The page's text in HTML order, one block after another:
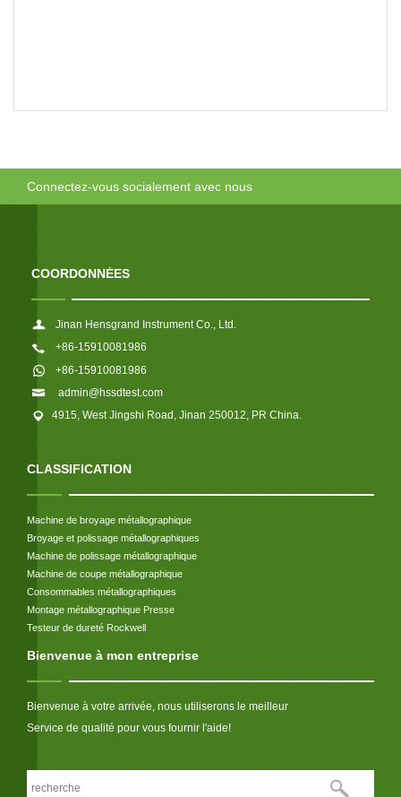
Connectez-vous socialement avec nous
COORDONNÉES
Jinan Hensgrand Instrument Co., Ltd.
+86-15910081986
+86-15910081986
admin@hssdtest.com
4915, West Jingshi Road, Jinan 250012, PR China.
CLASSIFICATION
Machine de broyage métallographique
Broyage et polissage métallographiques
Machine de polissage métallographique
Machine de coupe métallographique
Consommables métallographiques
Montage métallographique Presse
Testeur de dureté Rockwell
Bienvenue à mon entreprise
Bienvenue à votre arrivée, nous utiliserons le meilleur
Service de qualité pour vous fournir l'aide!